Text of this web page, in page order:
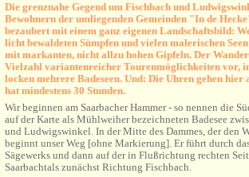
Die grenznahe Gegend um Fischbach und
Bewohnern der umliegenden Gemeinden "In de
bezaubert mit einem ganz eigenen Landschaftsbild:
licht bewaldeten Sümpfen und vielen malerischen
mit markanten, nicht allzu hohen Gipfeln. Der
Vielzahl variantenreicher Tourenmöglichkeiten vor,
locken mehrere Badeseen. Und: Die Uhren gehen hier
hat mindestens 30 Stunden.
Wir beginnen am Saarbacher Hammer - so nennen die
auf der Karte als Mühlweiher bezeichneten Badesee
und Ludwigswinkel. In der Mitte des Dammes, der den
beginnt unser Weg [ohne Markierung]. Er führt durch
Sägewerks und dann auf der in Flußrichtung rechten
Saarbachtals zunächst Richtung Fischbach.